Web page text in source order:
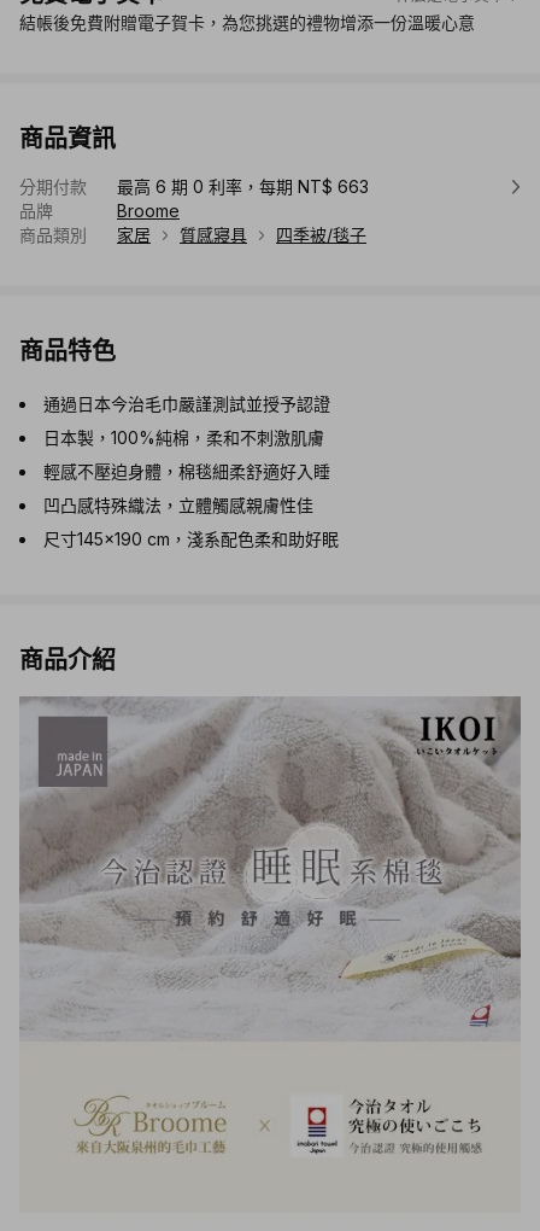
結帳後免費附贈電子賀卡，為您挑選的禮物增添一份溫暖心意
商品資訊
分期付款
最高 6 期 0 利率，每期 NT$ 663
品牌
Broome
商品類別
家居 質感寢具 四季被/毯子
商品特色
通過日本今治毛巾嚴謹測試並授予認證
日本製，100%純棉，柔和不刺激肌膚
輕感不壓迫身體，棉毯細柔舒適好入睡
凹凸感特殊織法，立體觸感親膚性佳
尺寸145×190 cm，淺系配色柔和助好眠
商品介紹